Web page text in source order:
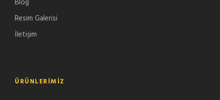
Blog
Resim Galerisi
İletişim
ÜRÜNLERIMIZ